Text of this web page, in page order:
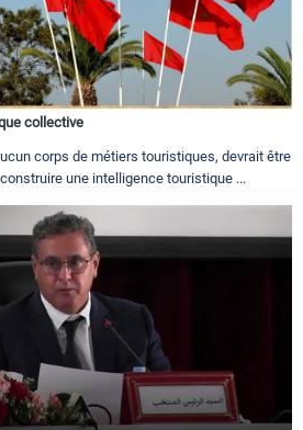
collective
corps de métiers touristiques, devrait être
une intelligence touristique ...